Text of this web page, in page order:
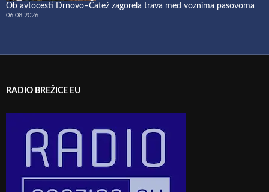
Ob avtocesti Drnovo–Čatež zagorela trava med voznima pasovoma
06.08.2026
RADIO BREŽICE EU